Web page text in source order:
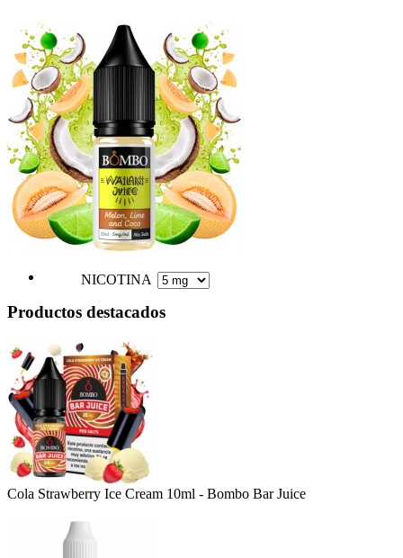
NICOTINA
Productos destacados
Cola Strawberry Ice Cream 10ml - Bombo Bar Juice